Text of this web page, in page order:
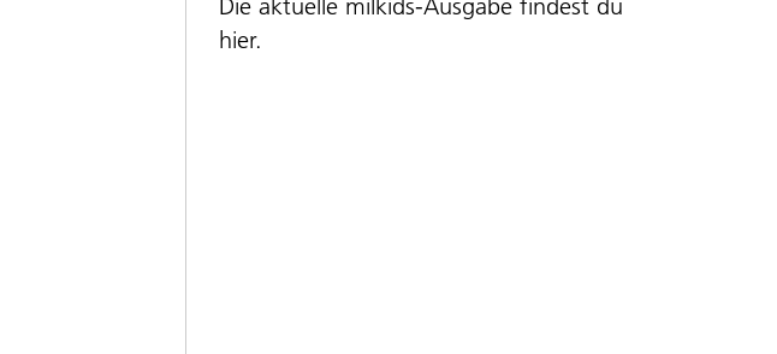
Die aktuelle milkids-Ausgabe findest du
hier.